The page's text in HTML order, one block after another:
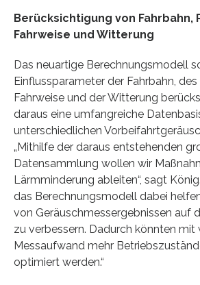
Berücksichtigung von Fahrbahn,
Fahrweise und Witterung
Das neuartige Berechnungsmodell
Einflussparameter der Fahrbahn, des
Fahrweise und der Witterung
daraus eine umfangreiche
unterschiedlichen
„Mithilfe der daraus entstehenden
Datensammlung wollen wir
Lärmminderung ableiten“, sagt
das Berechnungsmodell dabei
von Geräuschmessergebnissen auf
zu verbessern. Dadurch könnten mit
Messaufwand mehr
optimiert werden.“